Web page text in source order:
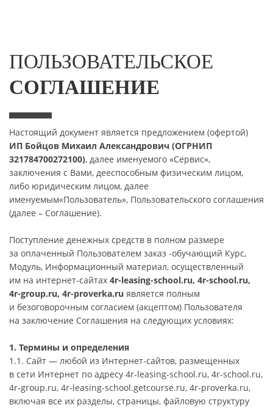
ПОЛЬЗОВАТЕЛЬСКОЕ
СОГЛАШЕНИЕ
Настоящий документ является предложением (офертой)
ИП Бойцов Михаил Александрович (ОГРНИП
321784700272100), далее именуемого «Сервис»,
заключения с Вами, дееспособным физическим лицом,
либо юридическим лицом, далее
именуемым«Пользователь», Пользовательского соглашения
(далее – Соглашение).
Поступление денежных средств в полном размере
за оплаченный Пользователем заказ -обучающий Курс,
Модуль, Информационный материал, осуществленный
им на интернет-сайтах 4r-leasing-school.ru, 4r-school.ru,
4r-group.ru, 4r-proverka.ru является полным
и безоговорочным согласием (акцептом) Пользователя
на заключение Соглашения на следующих условиях:
1. Термины и определения
1.1. Сайт — любой из Интернет-сайтов, размещенных
в сети Интернет по адресу 4r-leasing-school.ru, 4r-school.ru,
4r-group.ru, 4r-leasing-school.getcourse.ru, 4r-proverka.ru,
включая все их разделы, страницы, файловую структуру